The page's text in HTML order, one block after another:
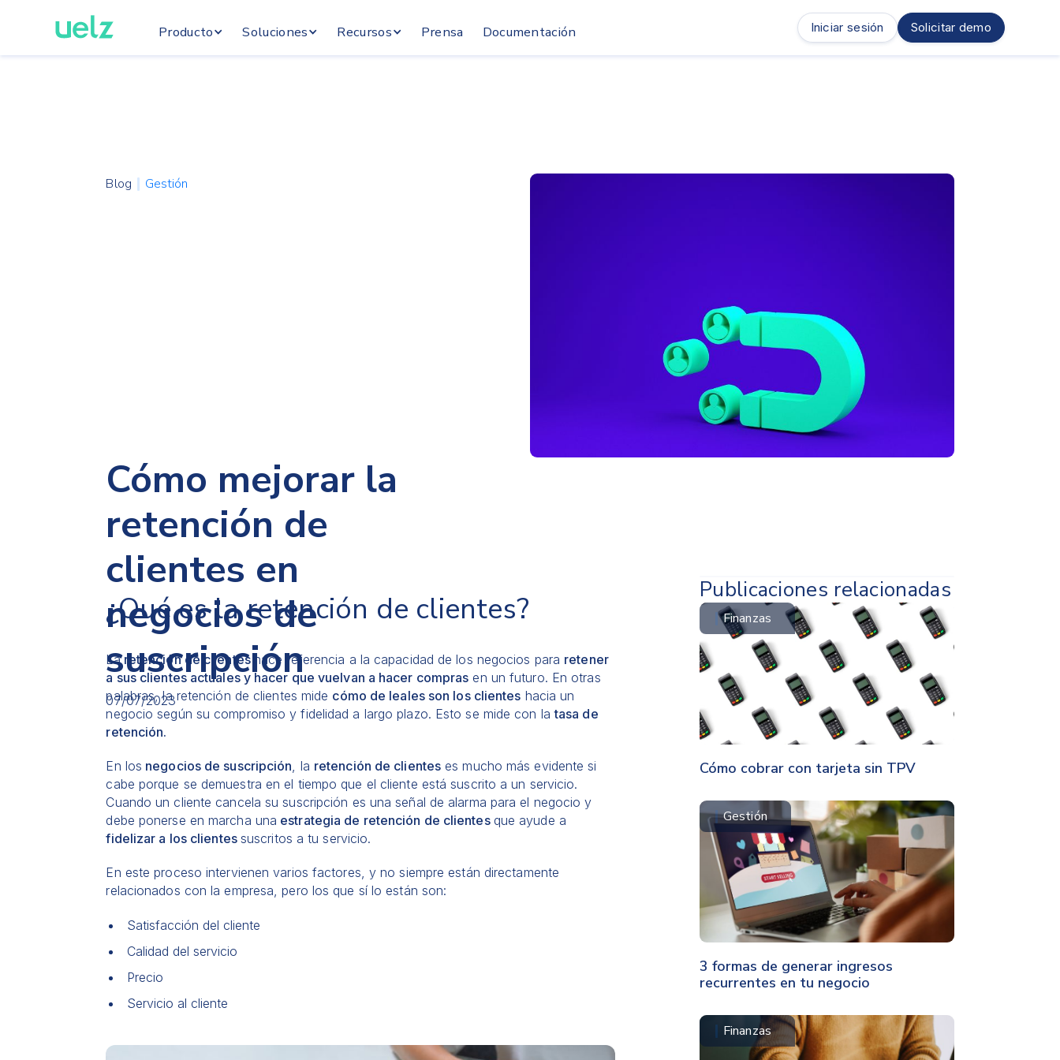
Producto Soluciones Recursos Prensa Documentación Iniciar sesión Solicitar demo
Blog Gestión
Cómo mejorar la
retención de
clientes en
negocios de
suscripción
07/07/2023
¿Qué es la retención de clientes?
Laretención de clientes hace referencia a la capacidad de los negocios para retener
a sus clientes actuales y hacer que vuelvan a hacer compras en un futuro. En otras
palabras, la retención de clientes mide cómo de leales son los clientes hacia un
negocio según su compromiso y fidelidad a largo plazo. Esto se mide con latasa de
retención.
En los negocios de suscripción, la retención de clientes es mucho más evidente si
cabe porque se demuestra en el tiempo que el cliente está suscrito a un servicio.
Cuando un cliente cancela su suscripción es una señal de alarma para el negocio y
debe ponerse en marcha una estrategia de retención de clientes que ayude a
fidelizar a los clientes suscritos a tu servicio.
En este proceso intervienen varios factores, y no siempre están directamente
relacionados con la empresa, pero los que sí lo están son:
Satisfacción del cliente
Calidad del servicio
Precio
Servicio al cliente
Publicaciones relacionadas
Finanzas
Cómo cobrar con tarjeta sin TPV
Gestión
3 formas de generar ingresos
recurrentes en tu negocio
Finanzas